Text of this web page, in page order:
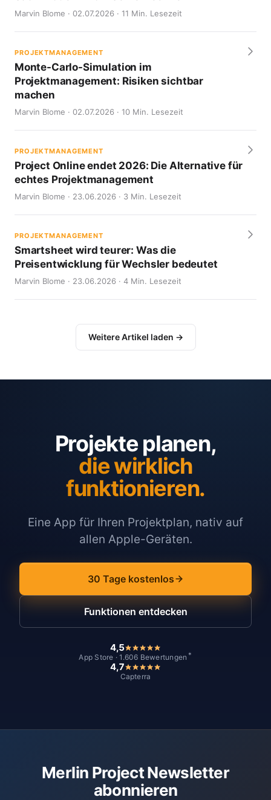
Marvin Blome · 02.07.2026 · 11 Min. Lesezeit
PROJEKTMANAGEMENT
Monte-Carlo-Simulation im
Projektmanagement: Risiken sichtbar
machen
Marvin Blome · 02.07.2026 · 10 Min. Lesezeit
PROJEKTMANAGEMENT
Project Online endet 2026: Die Alternative für
echtes Projektmanagement
Marvin Blome · 23.06.2026 · 3 Min. Lesezeit
PROJEKTMANAGEMENT
Smartsheet wird teurer: Was die
Preisentwicklung für Wechsler bedeutet
Marvin Blome · 23.06.2026 · 4 Min. Lesezeit
Weitere Artikel laden →
Projekte planen,
die wirklich
funktionieren.
Eine App für Ihren Projektplan, nativ auf
allen Apple-Geräten.
30 Tage kostenlos
Funktionen entdecken
4,5
App Store · 1.606 Bewertungen *
4,7
Capterra
Merlin Project Newsletter
abonnieren